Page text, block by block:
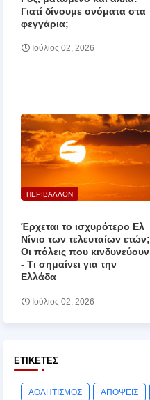
Γιατί δίνουμε ονόματα στα
φεγγάρια;
Ιούλιος 02, 2026
ΠΕΡΙΒΑΛΛΟΝ
Έρχεται το ισχυρότερο Ελ
Νίνιο των τελευταίων ετών;
Οι πόλεις που κινδυνεύουν
‑ Τι σημαίνει για την
Ελλάδα
Ιούλιος 02, 2026
ΕΤΙΚΈΤΕΣ
ΑΘΛΗΤΙΣΜΟΣ ΑΠΟΨΕΙΣ